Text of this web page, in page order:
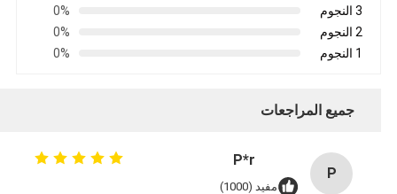
3 النجوم
0%
2 النجوم
0%
1 النجوم
0%
جميع المراجعات
P
P*r
مفيد (1000)